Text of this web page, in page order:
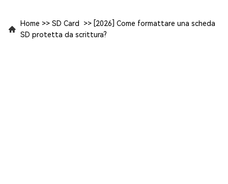
Home >> SD Card >> [2026] Come formattare una scheda
SD protetta da scrittura?